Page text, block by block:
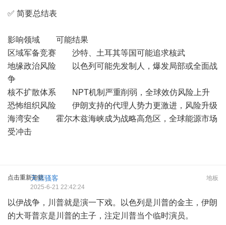
✅ 简要总结表
影响领域 可能结果
区域军备竞赛 沙特、土耳其等国可能追求核武
地缘政治风险 以色列可能先发制人，爆发局部或全面战
争
核不扩散体系 NPT机制严重削弱，全球效仿风险上升
恐怖组织风险 伊朗支持的代理人势力更激进，风险升级
海湾安全 霍尔木兹海峡成为战略高危区，全球能源市场
受冲击
点击重新加载 地板
天涯骚客
2025-6-21 22:42:24
以伊战争，川普就是演一下戏。以色列是川普的金主，伊朗
的大哥普京是川普的主子，注定川普当个临时演员。